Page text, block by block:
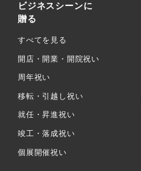
ビジネスシーンに
贈る
すべてを見る
開店・開業・開院祝い
周年祝い
移転・引越し祝い
就任・昇進祝い
竣工・落成祝い
個展開催祝い